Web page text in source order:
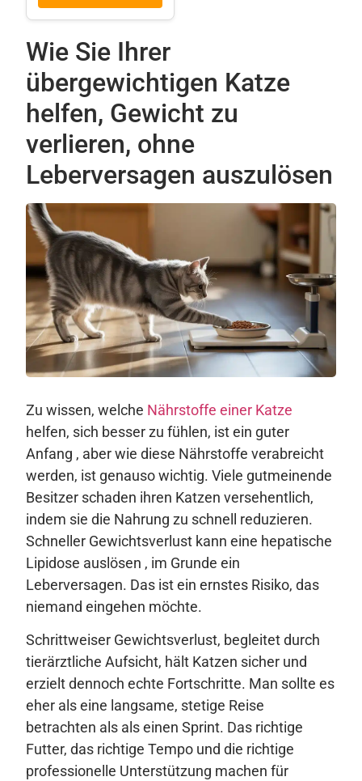
Wie Sie Ihrer
übergewichtigen Katze
helfen, Gewicht zu
verlieren, ohne
Leberversagen auszulösen
Zu wissen, welche Nährstoffe einer Katze
helfen, sich besser zu fühlen, ist ein guter
Anfang , aber wie diese Nährstoffe verabreicht
werden, ist genauso wichtig. Viele gutmeinende
Besitzer schaden ihren Katzen versehentlich,
indem sie die Nahrung zu schnell reduzieren.
Schneller Gewichtsverlust kann eine hepatische
Lipidose auslösen , im Grunde ein
Leberversagen. Das ist ein ernstes Risiko, das
niemand eingehen möchte.
Schrittweiser Gewichtsverlust, begleitet durch
tierärztliche Aufsicht, hält Katzen sicher und
erzielt dennoch echte Fortschritte. Man sollte es
eher als eine langsame, stetige Reise
betrachten als als einen Sprint. Das richtige
Futter, das richtige Tempo und die richtige
professionelle Unterstützung machen für